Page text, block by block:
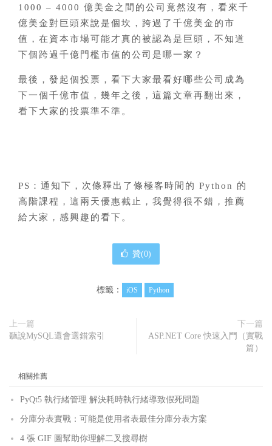
1000 – 4000 億美金之間的公司竟然沒有，看來千
億美金對巨頭來說是個坎，跨過了千億美金的市
值，在資本市場可能才真的被認為是巨頭，不知道
下個跨過千億門檻市值的公司是哪一家？
最後，發起個投票，看下大家最看好哪些公司成為
下一個千億市值，幾年之後，這篇文章再翻出來，
看下大家的投票準不準。
PS：通知下，次條釋出了條極客時間的 Python 的
高階課程，這兩天優惠截止，我覺得很不錯，推薦
給大家，感興趣的看下。
贊(0)
標籤： iOS Python
上一篇
聽說MySQL還會選錯索引
下一篇
ASP.NET Core 快速入門（實戰
篇）
相關推薦
PyQt5 執行緒管理 解決耗時執行緒導致假死問題
分庫分表實戰：可能是使用者表最佳分庫分表方案
4 張 GIF 圖幫助你理解二叉搜尋樹